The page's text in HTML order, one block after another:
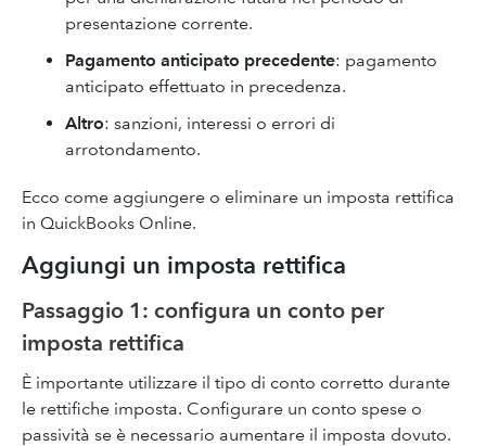
presentazione corrente.
Pagamento anticipato precedente: pagamento
anticipato effettuato in precedenza.
Altro: sanzioni, interessi o errori di
arrotondamento.
Ecco come aggiungere o eliminare un imposta rettifica
in QuickBooks Online.
Aggiungi un imposta rettifica
Passaggio 1: configura un conto per
imposta rettifica
È importante utilizzare il tipo di conto corretto durante
le rettifiche imposta. Configurare un conto spese o
passività se è necessario aumentare il imposta dovuto.